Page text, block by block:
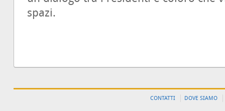
spazi.
CONTATTI DOVE SIAMO